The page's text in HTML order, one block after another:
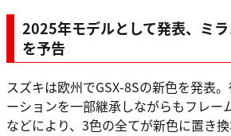
2025年モデルとして発表、ミ
を予告
スズキは欧州でGSX-8Sの新色を発表
ーションを一部継承しながらもフレー
などにより、3色の全てが新色に置き換